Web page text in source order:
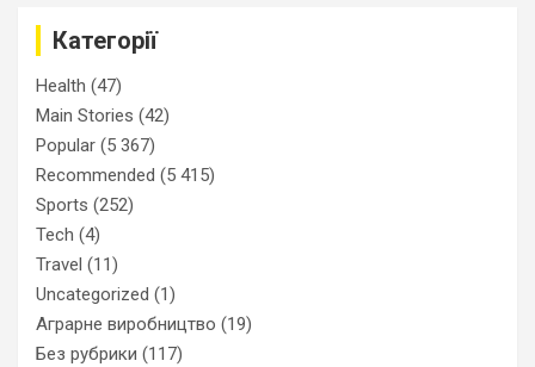
Категорії
Health (47)
Main Stories (42)
Popular (5 367)
Recommended (5 415)
Sports (252)
Tech (4)
Travel (11)
Uncategorized (1)
Аграрне виробництво (19)
Без рубрики (117)